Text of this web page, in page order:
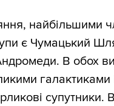
найбільшими
є Чумацький
В обох
галактиками
супутники.